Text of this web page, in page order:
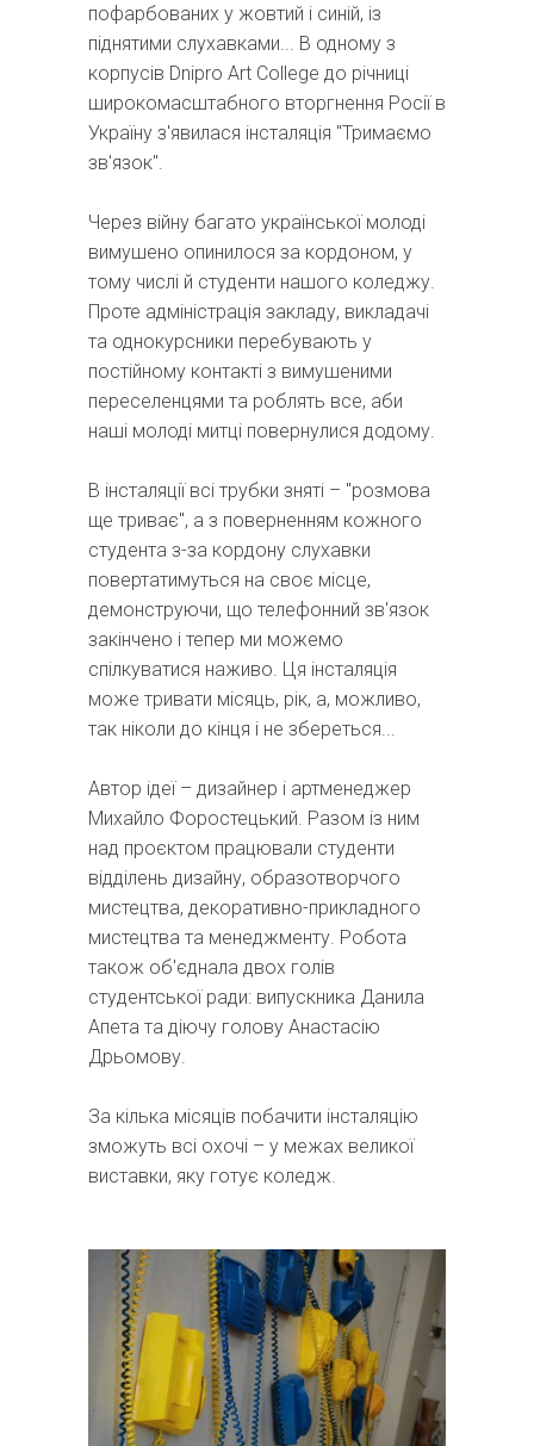
пофарбованих у жовтий і синій, із
піднятими слухавками... В одному з
корпусів Dnipro Art College до річниці
широкомасштабного вторгнення Росії в
Україну з'явилася інсталяція "Тримаємо
зв'язок".
Через війну багато української молоді
вимушено опинилося за кордоном, у
тому числі й студенти нашого коледжу.
Проте адміністрація закладу, викладачі
та однокурсники перебувають у
постійному контакті з вимушеними
переселенцями та роблять все, аби
наші молоді митці повернулися додому.
В інсталяції всі трубки зняті – "розмова
ще триває", а з поверненням кожного
студента з-за кордону слухавки
повертатимуться на своє місце,
демонструючи, що телефонний зв'язок
закінчено і тепер ми можемо
спілкуватися наживо. Ця інсталяція
може тривати місяць, рік, а, можливо,
так ніколи до кінця і не збереться...
Автор ідеї – дизайнер і артменеджер
Михайло Форостецький. Разом із ним
над проєктом працювали студенти
відділень дизайну, образотворчого
мистецтва, декоративно-прикладного
мистецтва та менеджменту. Робота
також об'єднала двох голів
студентської ради: випускника Данила
Апета та діючу голову Анастасію
Дрьомову.
За кілька місяців побачити інсталяцію
зможуть всі охочі – у межах великої
виставки, яку готує коледж.